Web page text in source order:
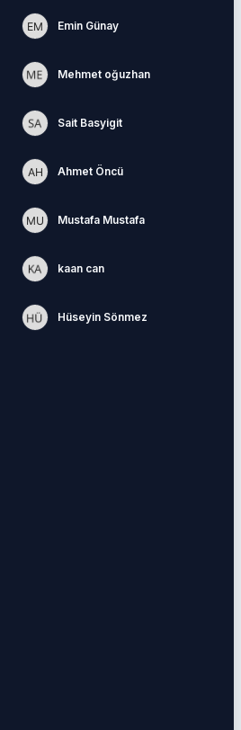
Emin Günay
Mehmet oğuzhan
Sait Basyigit
Ahmet Öncü
Mustafa Mustafa
kaan can
Hüseyin Sönmez